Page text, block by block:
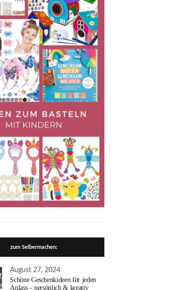
zum Selbermachen:
August 27, 2024
Schöne Geschenkideen für jeden
Anlass – persönlich & kreativ